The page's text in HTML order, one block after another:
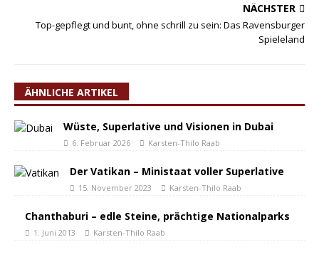
NÄCHSTER
Top-gepflegt und bunt, ohne schrill zu sein: Das Ravensburger
Spieleland
ÄHNLICHE ARTIKEL
Wüste, Superlative und Visionen in Dubai
6. Februar 2026 Karsten-Thilo Raab
Der Vatikan – Ministaat voller Superlative
15. November 2023 Karsten-Thilo Raab
Chanthaburi – edle Steine, prächtige Nationalparks
1. Juni 2013 Karsten-Thilo Raab